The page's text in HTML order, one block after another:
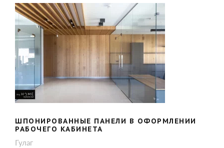
ШПОНИРОВАННЫЕ ПАНЕЛИ В
ОФОРМЛЕНИИ РАБОЧЕГО КАБИНЕТА
ШПОНИРОВАННЫЕ ПАНЕЛИ В ОФОРМЛЕНИИ
РАБОЧЕГО КАБИНЕТА
Гулаг